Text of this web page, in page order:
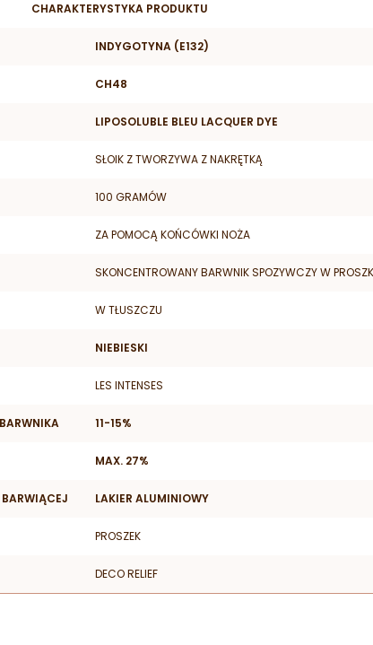
CHARAKTERYSTYKA PRODUKTU
INDYGOTYNA (E132)
CH48
LIPOSOLUBLE BLEU LACQUER DYE
SŁOIK Z TWORZYWA Z NAKRĘTKĄ
100 GRAMÓW
ZA POMOCĄ KOŃCÓWKI NOŻA
SKONCENTROWANY BARWNIK SPOZYWCZY W
W TŁUSZCZU
NIEBIESKI
LES INTENSES
11-15%
MAX. 27%
LAKIER ALUMINIOWY
PROSZEK
DECO RELIEF